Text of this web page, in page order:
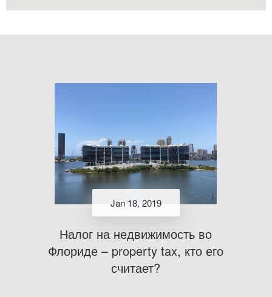
Jan 18, 2019
Налог на недвижимость во
Флориде – property tax, кто его
считает?